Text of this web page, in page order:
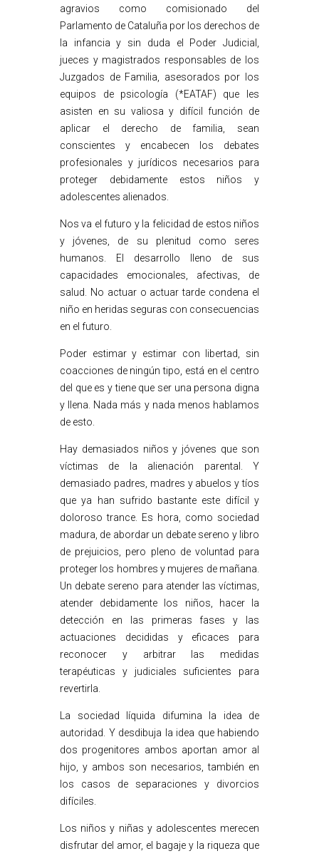
agravios como comisionado del
Parlamento de Cataluña por los derechos de
la infancia y sin duda el Poder Judicial,
jueces y magistrados responsables de los
Juzgados de Familia, asesorados por los
equipos de psicología (*EATAF) que les
asisten en su valiosa y difícil función de
aplicar el derecho de familia, sean
conscientes y encabecen los debates
profesionales y jurídicos necesarios para
proteger debidamente estos niños y
adolescentes alienados.
Nos va el futuro y la felicidad de estos niños
y jóvenes, de su plenitud como seres
humanos. El desarrollo lleno de sus
capacidades emocionales, afectivas, de
salud. No actuar o actuar tarde condena el
niño en heridas seguras con consecuencias
en el futuro.
Poder estimar y estimar con libertad, sin
coacciones de ningún tipo, está en el centro
del que es y tiene que ser una persona digna
y llena. Nada más y nada menos hablamos
de esto.
Hay demasiados niños y jóvenes que son
víctimas de la alienación parental. Y
demasiado padres, madres y abuelos y tíos
que ya han sufrido bastante este difícil y
doloroso trance. Es hora, como sociedad
madura, de abordar un debate sereno y libro
de prejuicios, pero pleno de voluntad para
proteger los hombres y mujeres de mañana.
Un debate sereno para atender las víctimas,
atender debidamente los niños, hacer la
detección en las primeras fases y las
actuaciones decididas y eficaces para
reconocer y arbitrar las medidas
terapéuticas y judiciales suficientes para
revertirla.
La sociedad líquida difumina la idea de
autoridad. Y desdibuja la idea que habiendo
dos progenitores ambos aportan amor al
hijo, y ambos son necesarios, también en
los casos de separaciones y divorcios
difíciles.
Los niños y niñas y adolescentes merecen
disfrutar del amor, el bagaje y la riqueza que